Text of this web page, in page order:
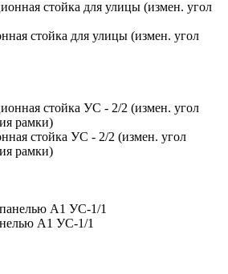
стойка для улицы (измен. угол
стойка УС - 2/2 (измен. угол
рамки)
А1 УС-1/1